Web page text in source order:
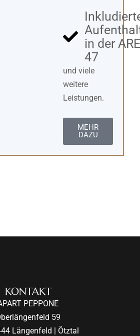
in der
47
und viele
weitere
Leistungen.
MEHR
DAZU
KONTAKT
PEPPONE
59
Längenfeld | Ötztal